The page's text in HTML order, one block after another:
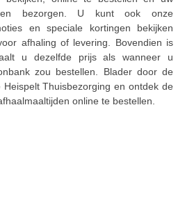
bezorgen. U kunt ook onze
en speciale kortingen bekijken
afhaling of levering. Bovendien is
u dezelfde prijs als wanneer u
zou bestellen. Blader door de
Thuisbezorging en ontdek de
online te bestellen.